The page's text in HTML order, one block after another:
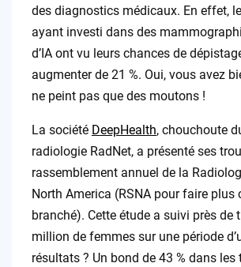
des diagnostics médicaux. En effet,
ayant investi dans des
d’IA ont vu leurs chances de
augmenter de 21 %. Oui, vous avez
ne peint pas que des moutons !
La société DeepHealth, chouchoute
radiologie RadNet, a présenté ses
rassemblement annuel de la
North America (RSNA pour faire plus
branché). Cette étude a suivi près de
million de femmes sur une période
résultats ? Un bond de 43 % dans les